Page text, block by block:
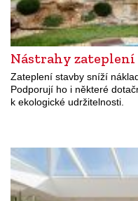
Nástrahy zateplení
Zateplení stavby sníží
Podporují ho i některé
k ekologické udržitelnosti.